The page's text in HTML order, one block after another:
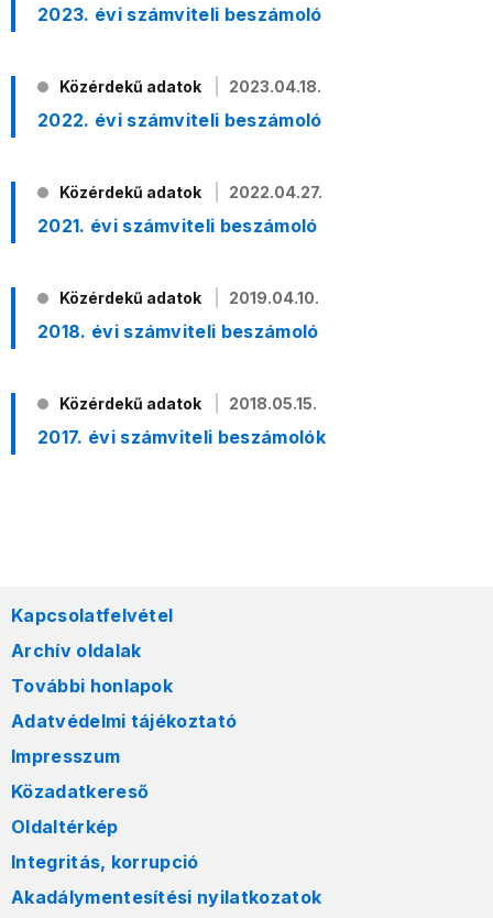
2023. évi számviteli beszámoló
Közérdekű adatok 2023.04.18.
2022. évi számviteli beszámoló
Közérdekű adatok 2022.04.27.
2021. évi számviteli beszámoló
Közérdekű adatok 2019.04.10.
2018. évi számviteli beszámoló
Közérdekű adatok 2018.05.15.
2017. évi számviteli beszámolók
Kapcsolatfelvétel
Archív oldalak
További honlapok
Adatvédelmi tájékoztató
Impresszum
Közadatkereső
Oldaltérkép
Integritás, korrupció
Akadálymentesítési nyilatkozatok